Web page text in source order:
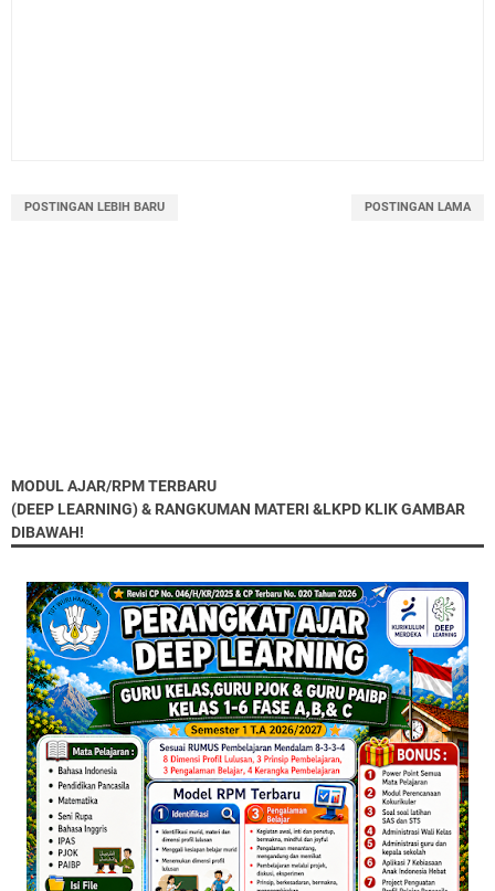
POSTINGAN LEBIH BARU POSTINGAN LAMA
MODUL AJAR/RPM TERBARU
(DEEP LEARNING) & RANGKUMAN MATERI &LKPD KLIK GAMBAR
DIBAWAH!